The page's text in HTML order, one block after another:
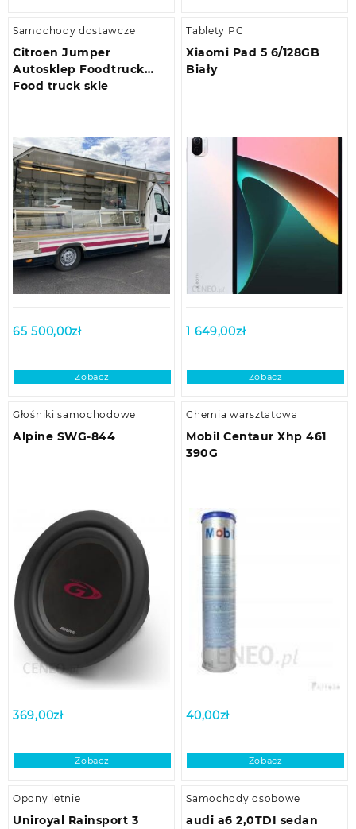
Samochody dostawcze
Citroen Jumper
Autosklep Foodtruck
Food truck skle
65 500,00zł
Zobacz
Tablety PC
Xiaomi Pad 5 6/128GB
Biały
1 649,00zł
Zobacz
Głośniki samochodowe
Alpine SWG-844
369,00zł
Zobacz
Chemia warsztatowa
Mobil Centaur Xhp 461
390G
40,00zł
Zobacz
Opony letnie
Uniroyal Rainsport 3
Samochody osobowe
audi a6 2,0TDI sedan